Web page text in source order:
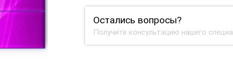
Остались вопросы?
Получите консультацию нашего